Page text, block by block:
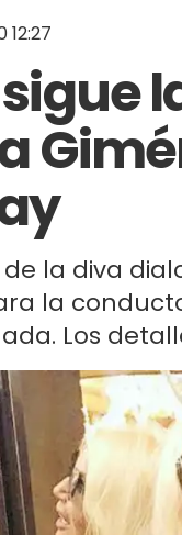
12:27
la diva
la
Los